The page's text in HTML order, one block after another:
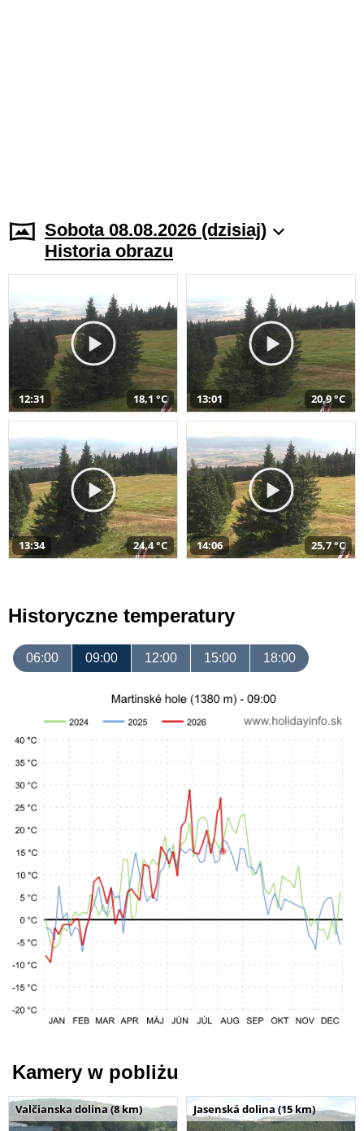
Sobota 08.08.2026 (dzisiaj)
Historia obrazu
12:31 18,1 °C 13:01 20,9 °C
13:34 24,4 °C 14:06 25,7 °C
Historyczne temperatury
06:00 09:00 12:00 15:00 18:00
Kamery w pobliżu
Valčianska dolina (8 km) Jasenská dolina (15 km)